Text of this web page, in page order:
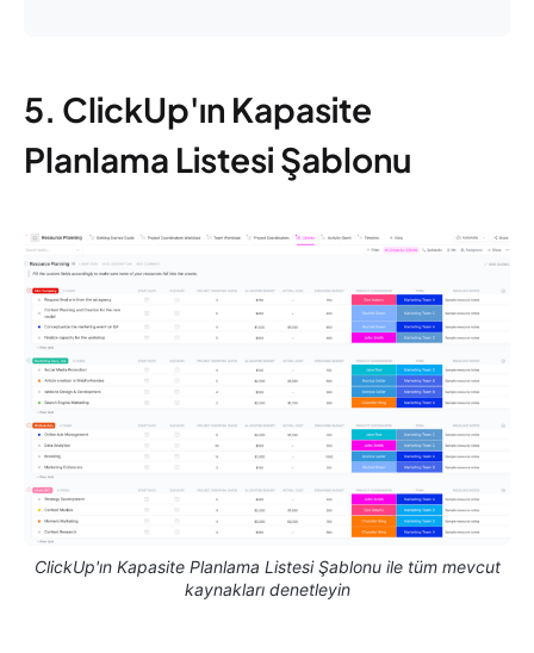
5. ClickUp'ın Kapasite
Planlama Listesi Şablonu
ClickUp'ın Kapasite Planlama Listesi Şablonu ile tüm mevcut
kaynakları denetleyin